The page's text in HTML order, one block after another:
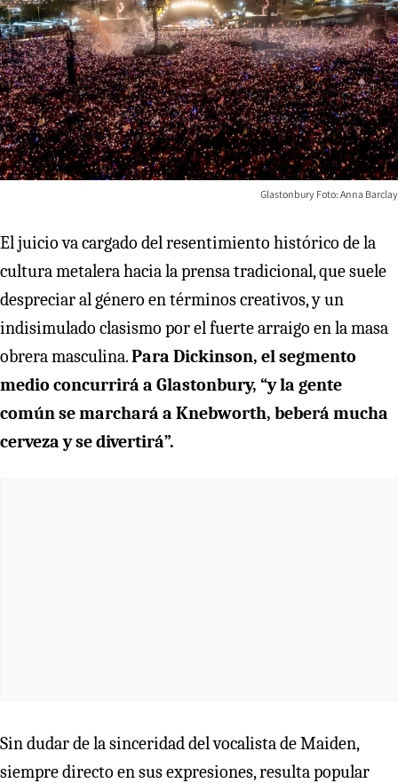
Glastonbury Foto: Anna Barclay
El juicio va cargado del resentimiento histórico de la
cultura metalera hacia la prensa tradicional, que suele
despreciar al género en términos creativos, y un
indisimulado clasismo por el fuerte arraigo en la masa
obrera masculina.Para Dickinson, el segmento
medio concurrirá a Glastonbury, “y la gente
común se marchará a Knebworth, beberá mucha
cerveza y se divertirá”.
Sin dudar de la sinceridad del vocalista de Maiden,
siempre directo en sus expresiones, resulta popular